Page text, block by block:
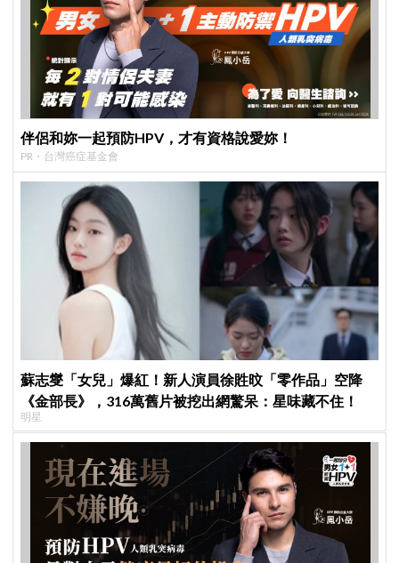
伴侶和妳一起預防HPV，才有資格說愛妳！
PR・台灣癌症基金會
蘇志燮「女兒」爆紅！新人演員徐貹旼「零作品」空降
《金部長》，316萬舊片被挖出網驚呆：星味藏不住！
明星